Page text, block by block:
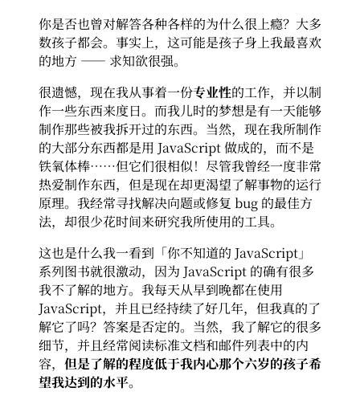
你是否也曾对解答各种各样的为什么很上瘾？大多
数孩子都会。事实上，这可能是孩子身上我最喜欢
的地方 —— 求知欲很强。
很遗憾，现在我从事着一份专业性的工作，并以制
作一些东西来度日。而我儿时的梦想是有一天能够
制作那些被我拆开过的东西。当然，现在我所制作
的大部分东西都是用 JavaScript 做成的，而不是
铁氧体棒……但它们很相似！尽管我曾经一度非常
热爱制作东西，但是现在却更渴望了解事物的运行
原理。我经常寻找解决向题或修复 bug 的最佳方
法，却很少花时间来研究我所使用的工具。
这也是什么我一看到「你不知道的 JavaScript」
系列图书就很激动，因为 JavaScript 的确有很多
我不了解的地方。我每天从早到晚都在使用
JavaScript，并且已经持续了好几年，但我真的了
解它了吗？答案是否定的。当然，我了解它的很多
细节，并且经常阅读标准文档和邮件列表中的内
容， 但是了解的程度低于我内心那个六岁的孩子希
望我达到的水平。